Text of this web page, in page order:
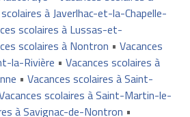
à Javerlhac-et-la-Chapelle-
scolaires à Lussas-et-
scolaires à Nontron • Vacances
la-Rivière • Vacances scolaires à
• Vacances scolaires à Saint-
scolaires à Saint-Martin-le-
à Savignac-de-Nontron •